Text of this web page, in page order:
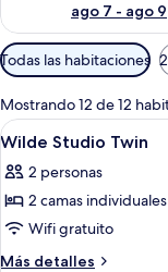
ago 7 - ago 9
Filtros
disponibles
para
las
habitaciones
Todas las habitaciones
Mostrando 12 de 12
Abrir
todas
las
fotos
de
Wilde
6
Wilde Studio Twin
2 personas
2 camas individuales
Wifi gratuito
Más detalles
Más